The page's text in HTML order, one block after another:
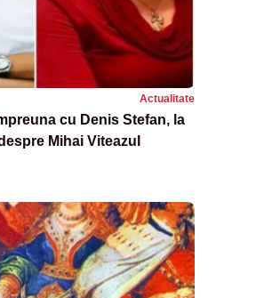
Actualitate
cu Denis Stefan, la
Mihai Viteazul